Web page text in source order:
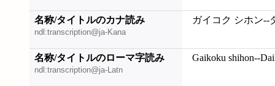
名称/タイトルのカナ読み
ndl:transcription@ja-Kana
ガイコク シホン--
名称/タイトルのローマ字読み
ndl:transcription@ja-Latn
Gaikoku shihon--